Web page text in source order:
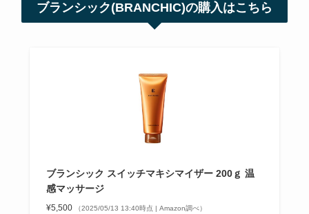
ブランシック(BRANCHIC)の購入はこちら
ブランシック スイッチマキシマイザー 200ｇ 温
感マッサージ
¥5,500 （2025/05/13 13:40時点 | Amazon調べ）